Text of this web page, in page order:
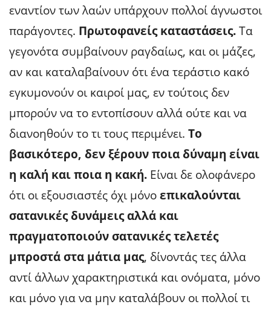
εναντίον των λαών υπάρχουν πολλοί άγνωστοι
παράγοντες. Πρωτοφανείς καταστάσεις.Τα
γεγονότα συμβαίνουν ραγδαίως, και οι μάζες,
αν και καταλαβαίνουν ότι ένα τεράστιο κακό
εγκυμονούν οι καιροί μας, εν τούτοις δεν
μπορούν να το εντοπίσουν αλλά ούτε και να
διανοηθούν το τι τους περιμένει. Το
βασικότερο, δεν ξέρουν ποια δύναμη είναι
η καλή και ποια η κακή. Είναι δε ολοφάνερο
ότι οι εξουσιαστές όχι μόνοεπικαλούνται
σατανικές δυνάμεις αλλά και
πραγματοποιούν σατανικές τελετές
μπροστά στα μάτια μας, δίνοντάς τες άλλα
αντί άλλων χαρακτηριστικά και ονόματα, μόνο
και μόνο για να μην καταλάβουν οι πολλοί τι